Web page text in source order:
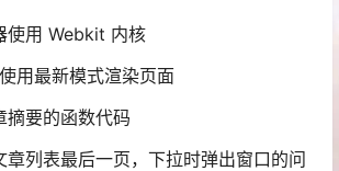
使用 Webkit 内核
用最新模式渲染页面
摘要的函数代码
章列表最后一页，下拉时弹出窗口的问